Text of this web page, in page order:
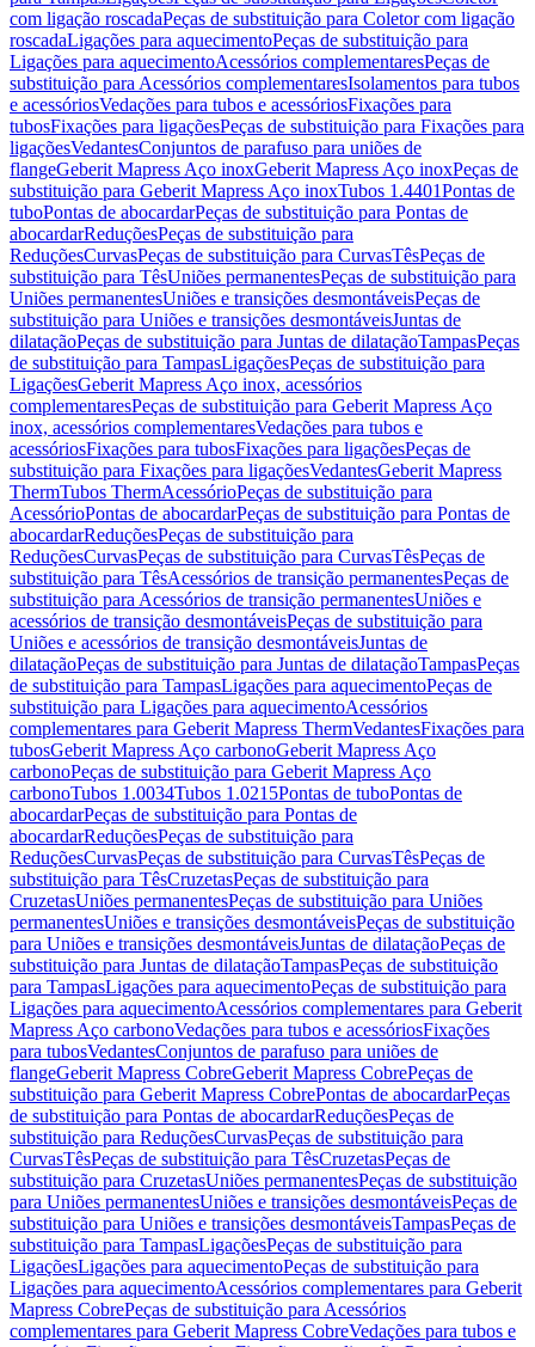
com ligação roscadaPeças de substituição para Coletor com ligação
roscadaLigações para aquecimentoPeças de substituição para
Ligações para aquecimentoAcessórios complementaresPeças de
substituição para Acessórios complementaresIsolamentos para tubos
e acessóriosVedações para tubos e acessóriosFixações para
tubosFixações para ligaçõesPeças de substituição para Fixações para
ligaçõesVedantesConjuntos de parafuso para uniões de
flangeGeberit Mapress Aço inoxGeberit Mapress Aço inoxPeças de
substituição para Geberit Mapress Aço inoxTubos 1.4401Pontas de
tuboPontas de abocardarPeças de substituição para Pontas de
abocardarReduçõesPeças de substituição para
ReduçõesCurvasPeças de substituição para CurvasTêsPeças de
substituição para TêsUniões permanentesPeças de substituição para
Uniões permanentesUniões e transições desmontáveisPeças de
substituição para Uniões e transições desmontáveisJuntas de
dilataçãoPeças de substituição para Juntas de dilataçãoTampasPeças
de substituição para TampasLigaçõesPeças de substituição para
LigaçõesGeberit Mapress Aço inox, acessórios
complementaresPeças de substituição para Geberit Mapress Aço
inox, acessórios complementaresVedações para tubos e
acessóriosFixações para tubosFixações para ligaçõesPeças de
substituição para Fixações para ligaçõesVedantesGeberit Mapress
ThermTubos ThermAcessórioPeças de substituição para
AcessórioPontas de abocardarPeças de substituição para Pontas de
abocardarReduçõesPeças de substituição para
ReduçõesCurvasPeças de substituição para CurvasTêsPeças de
substituição para TêsAcessórios de transição permanentesPeças de
substituição para Acessórios de transição permanentesUniões e
acessórios de transição desmontáveisPeças de substituição para
Uniões e acessórios de transição desmontáveisJuntas de
dilataçãoPeças de substituição para Juntas de dilataçãoTampasPeças
de substituição para TampasLigações para aquecimentoPeças de
substituição para Ligações para aquecimentoAcessórios
complementares para Geberit Mapress ThermVedantesFixações para
tubosGeberit Mapress Aço carbonoGeberit Mapress Aço
carbonoPeças de substituição para Geberit Mapress Aço
carbonoTubos 1.0034Tubos 1.0215Pontas de tuboPontas de
abocardarPeças de substituição para Pontas de
abocardarReduçõesPeças de substituição para
ReduçõesCurvasPeças de substituição para CurvasTêsPeças de
substituição para TêsCruzetasPeças de substituição para
CruzetasUniões permanentesPeças de substituição para Uniões
permanentesUniões e transições desmontáveisPeças de substituição
para Uniões e transições desmontáveisJuntas de dilataçãoPeças de
substituição para Juntas de dilataçãoTampasPeças de substituição
para TampasLigações para aquecimentoPeças de substituição para
Ligações para aquecimentoAcessórios complementares para Geberit
Mapress Aço carbonoVedações para tubos e acessóriosFixações
para tubosVedantesConjuntos de parafuso para uniões de
flangeGeberit Mapress CobreGeberit Mapress CobrePeças de
substituição para Geberit Mapress CobrePontas de abocardarPeças
de substituição para Pontas de abocardarReduçõesPeças de
substituição para ReduçõesCurvasPeças de substituição para
CurvasTêsPeças de substituição para TêsCruzetasPeças de
substituição para CruzetasUniões permanentesPeças de substituição
para Uniões permanentesUniões e transições desmontáveisPeças de
substituição para Uniões e transições desmontáveisTampasPeças de
substituição para TampasLigaçõesPeças de substituição para
LigaçõesLigações para aquecimentoPeças de substituição para
Ligações para aquecimentoAcessórios complementares para Geberit
Mapress CobrePeças de substituição para Acessórios
complementares para Geberit Mapress CobreVedações para tubos e